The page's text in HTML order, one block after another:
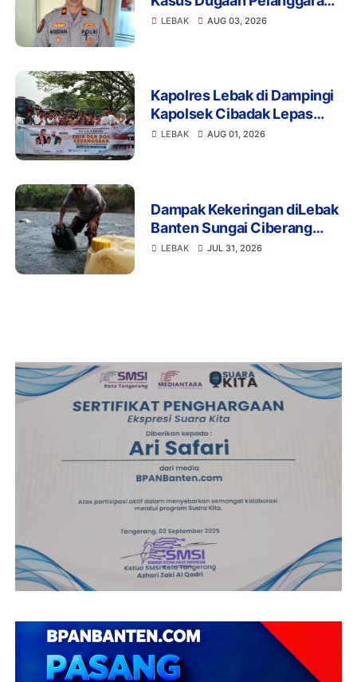
Disiplin Anggota Polri
LEBAK AUG 03, 2026
Kapolres Lebak di Dampingi
Kapolsek Cibadak Lepas
Pemberangkatan ASN dan
LEBAK AUG 01, 2026
Dampak Kekeringan diLebak
Banten Sungai Ciberang
Jadi Solusi Pemerintah
LEBAK JUL 31, 2026